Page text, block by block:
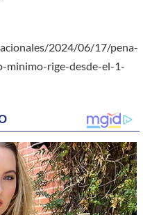
2024/06/17/pena-
minimo-rige-desde-el-1-